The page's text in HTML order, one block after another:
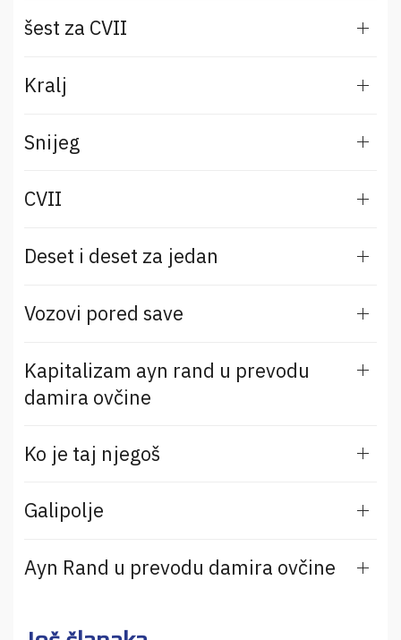
šest za CVII
Kralj
Snijeg
CVII
Deset i deset za jedan
Vozovi pored save
Kapitalizam ayn rand u prevodu
damira ovčine
Ko je taj njegoš
Galipolje
Ayn Rand u prevodu damira ovčine